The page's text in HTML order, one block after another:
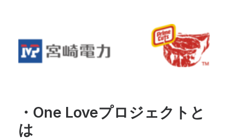
・ One Loveプロジェクトと
は